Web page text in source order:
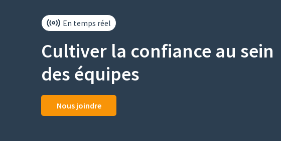
En temps réel
Cultiver la confiance au sein
des équipes
Nous joindre